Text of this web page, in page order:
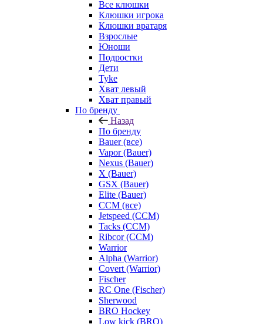
Все клюшки
Клюшки игрока
Клюшки вратаря
Взрослые
Юноши
Подростки
Дети
Tyke
Хват левый
Хват правый
По бренду
Назад
По бренду
Bauer (все)
Vapor (Bauer)
Nexus (Bauer)
X (Bauer)
GSX (Bauer)
Elite (Bauer)
CCM (все)
Jetspeed (CCM)
Tacks (CCM)
Ribcor (CCM)
Warrior
Alpha (Warrior)
Covert (Warrior)
Fischer
RC One (Fischer)
Sherwood
BRO Hockey
Low kick (BRO)